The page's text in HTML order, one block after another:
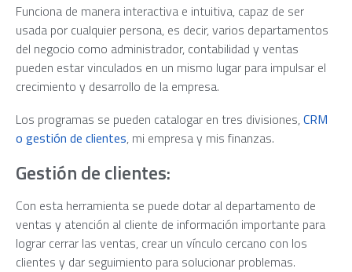
Funciona de manera interactiva e intuitiva, capaz de ser
usada por cualquier persona, es decir, varios departamentos
del negocio como administrador, contabilidad y ventas
pueden estar vinculados en un mismo lugar para impulsar el
crecimiento y desarrollo de la empresa.
Los programas se pueden catalogar en tres divisiones,CRM
o gestión de clientes, mi empresa y mis finanzas.
Gestión de clientes:
Con esta herramienta se puede dotar al departamento de
ventas y atención al cliente de información importante para
lograr cerrar las ventas, crear un vínculo cercano con los
clientes y dar seguimiento para solucionar problemas.